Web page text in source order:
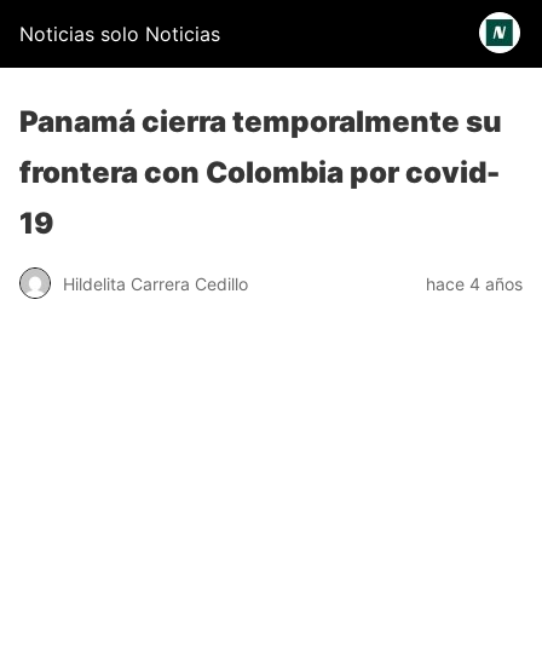
Noticias solo Noticias
Panamá cierra temporalmente su
frontera con Colombia por covid-
19
Hildelita Carrera Cedillo hace 4 años